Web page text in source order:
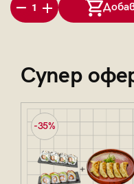
1
Супер
-35%